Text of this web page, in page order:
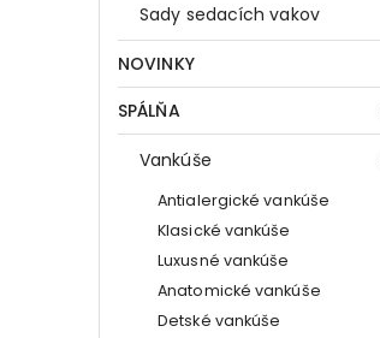
Sady sedacích vakov
NOVINKY
SPÁLŇA
Vankúše
Antialergické vankúše
Klasické vankúše
Luxusné vankúše
Anatomické vankúše
Detské vankúše